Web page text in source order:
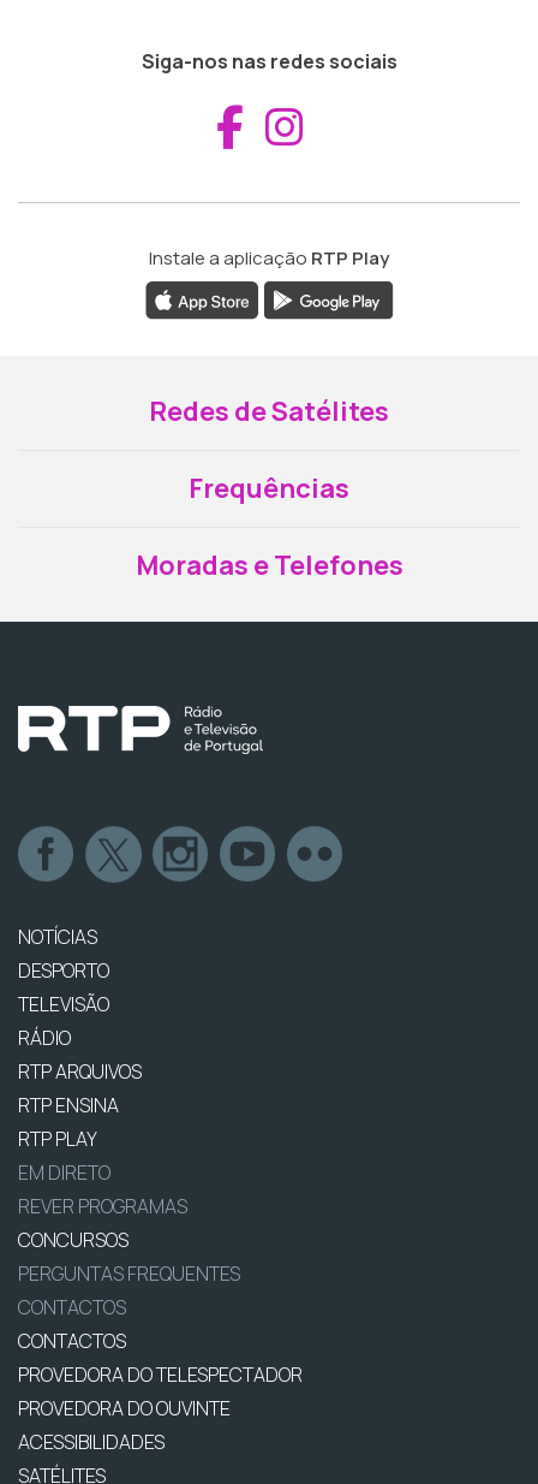
Siga-nos nas redes sociais
Aceder ao
Instale a aplicação RTP Play
Redes de Satélites
Frequências
Moradas e Telefones
NOTÍCIAS
DESPORTO
TELEVISÃO
RÁDIO
RTP ARQUIVOS
RTP ENSINA
RTP PLAY
EM DIRETO
REVER PROGRAMAS
CONCURSOS
PERGUNTAS FREQUENTES
CONTACTOS
CONTACTOS
PROVEDORA DO TELESPECTADOR
PROVEDORA DO OUVINTE
ACESSIBILIDADES
SATÉLITES